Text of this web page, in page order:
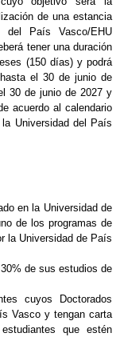
de una estancia
del País Vasco/EHU
tener una duración
(150 días) y podrá
el 30 de junio de
30 de junio de 2027 y
acuerdo al calendario
Universidad del País
en la Universidad de
de los programas de
la Universidad de País
de sus estudios de
cuyos Doctorados
Vasco y tengan carta
que estén